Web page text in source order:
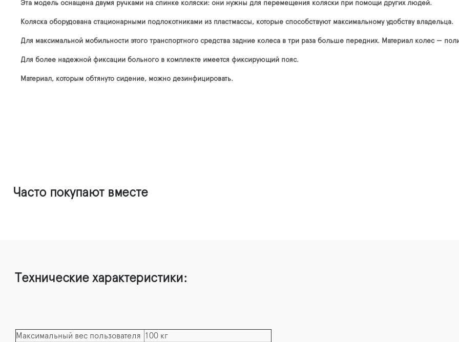
Эта модель оснащена двумя ручками на спинке коляски: они нужны для перемещения коляски при помощи других людей.
Коляска оборудована стационарными подлокотниками из пластмассы, которые способствуют максимальному удобству владельца.
Для максимальной мобильности этого транспортного средства задние колеса в три раза больше передних. Материал колес —
Для более надежной фиксации больного в комплекте имеется фиксирующий пояс.
Материал, которым обтянуто сидение, можно дезинфицировать.
Часто покупают вместе
Технические характеристики:
Максимальный вес пользователя
100 кг